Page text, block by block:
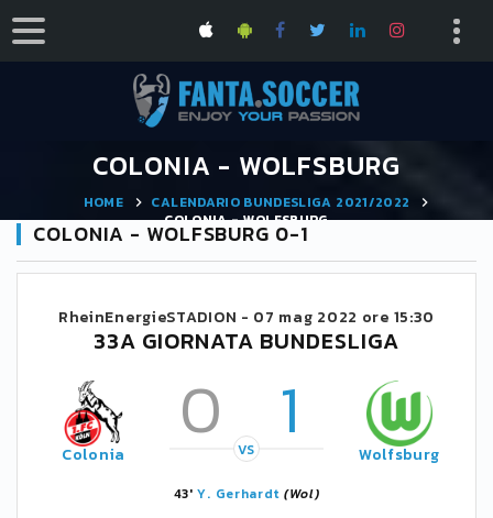
COLONIA - WOLFSBURG
HOME
CALENDARIO BUNDESLIGA 2021/2022
COLONIA - WOLFSBURG
COLONIA - WOLFSBURG 0-1
RheinEnergieSTADION - 07 mag 2022 ore 15:30
33A GIORNATA BUNDESLIGA
Colonia 0 1
VS Wolfsburg
43'Y. Gerhardt (Wol)